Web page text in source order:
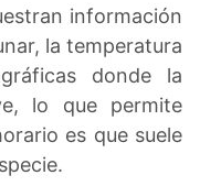
información
la temperatura
donde la
lo que permite
es que suele